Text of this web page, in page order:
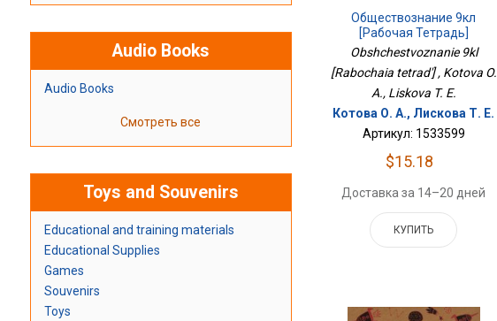
Audio Books
Audio Books
Смотреть все
Toys and Souvenirs
Educational and training materials
Educational Supplies
Games
Souvenirs
Toys
Обществознание 9кл
[Рабочая Тетрадь]
Obshchestvoznanie 9kl
[Rabochaia tetrad'] , Kotova O.
A., Liskova T. E.
Котова О. А., Лискова Т. Е.
Артикул: 1533599
$15.18
Доставка за 14–20 дней
КУПИТЬ